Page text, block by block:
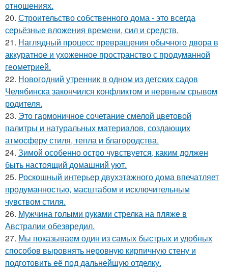
отношениях.
20. Строительство собственного дома - это всегда
серьёзные вложения времени, сил и средств.
21. Наглядный процесс превращения обычного двора в
аккуратное и ухоженное пространство с продуманной
геометрией.
22. Новогодний утренник в одном из детских садов
Челябинска закончился конфликтом и нервным срывом
родителя.
23. Это гармоничное сочетание смелой цветовой
палитры и натуральных материалов, создающих
атмосферу стиля, тепла и благородства.
24. Зимой особенно остро чувствуется, каким должен
быть настоящий домашний уют.
25. Роскошный интерьер двухэтажного дома впечатляет
продуманностью, масштабом и исключительным
чувством стиля.
26. Мужчина голыми руками стрелка на пляже в
Австралии обезвредил.
27. Мы показываем один из самых быстрых и удобных
способов выровнять неровную кирпичную стену и
подготовить её под дальнейшую отделку.